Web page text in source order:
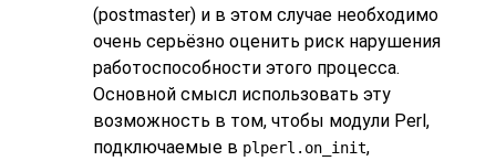
(postmaster) и в этом случае необходимо
очень серьёзно оценить риск нарушения
работоспособности этого процесса.
Основной смысл использовать эту
возможность в том, чтобы модули Perl,
подключаемые в plperl.on_init,